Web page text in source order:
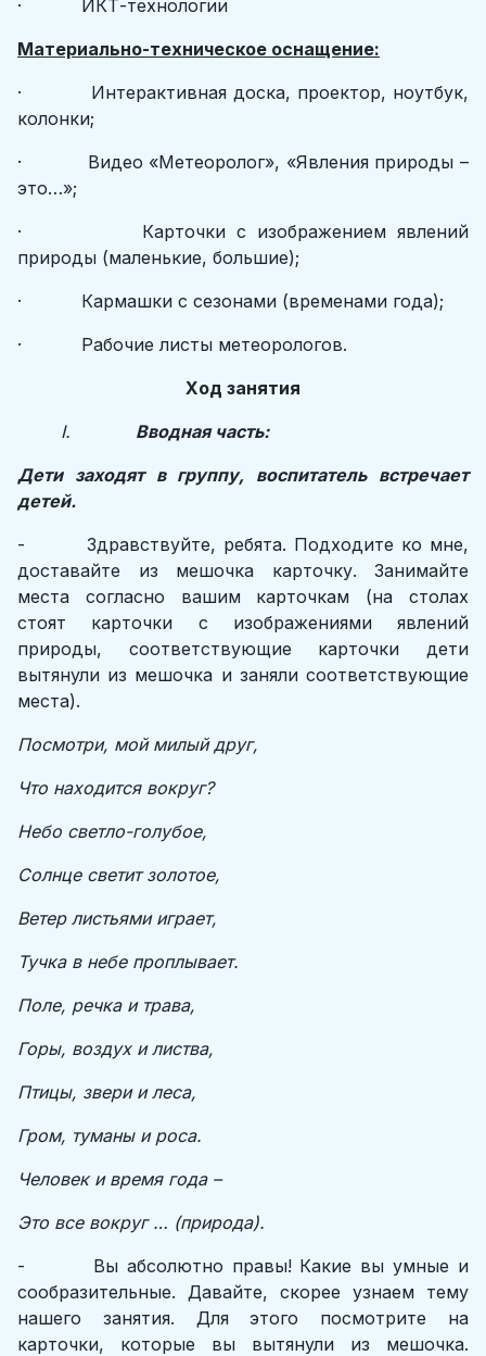
· ИКТ-технологии
Материально-техническое оснащение:
· Интерактивная доска, проектор, ноутбук,
колонки;
· Видео «Метеоролог», «Явления природы –
это…»;
· Карточки с изображением явлений
природы (маленькие, большие);
· Кармашки с сезонами (временами года);
· Рабочие листы метеорологов.
Ход занятия
I. Вводная часть:
Дети заходят в группу, воспитатель встречает
детей.
- Здравствуйте, ребята. Подходите ко мне,
доставайте из мешочка карточку. Занимайте
места согласно вашим карточкам (на столах
стоят карточки с изображениями явлений
природы, соответствующие карточки дети
вытянули из мешочка и заняли соответствующие
места).
Посмотри, мой милый друг,
Что находится вокруг?
Небо светло-голубое,
Солнце светит золотое,
Ветер листьями играет,
Тучка в небе проплывает.
Поле, речка и трава,
Горы, воздух и листва,
Птицы, звери и леса,
Гром, туманы и роса.
Человек и время года –
Это все вокруг … (природа).
- Вы абсолютно правы! Какие вы умные и
сообразительные. Давайте, скорее узнаем тему
нашего занятия. Для этого посмотрите на
карточки, которые вы вытянули из мешочка.